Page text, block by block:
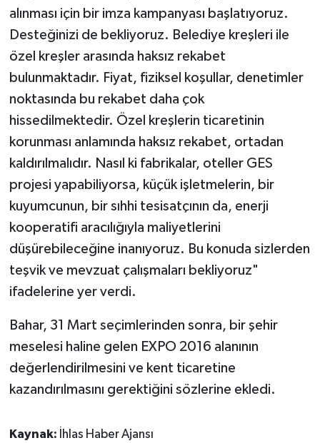
alınması için bir imza kampanyası başlatıyoruz.
Desteğinizi de bekliyoruz. Belediye kreşleri ile
özel kreşler arasında haksız rekabet
bulunmaktadır. Fiyat, fiziksel koşullar, denetimler
noktasında bu rekabet daha çok
hissedilmektedir. Özel kreşlerin ticaretinin
korunması anlamında haksız rekabet, ortadan
kaldırılmalıdır. Nasıl ki fabrikalar, oteller GES
projesi yapabiliyorsa, küçük işletmelerin, bir
kuyumcunun, bir sıhhi tesisatçının da, enerji
kooperatifi aracılığıyla maliyetlerini
düşürebileceğine inanıyoruz. Bu konuda sizlerden
teşvik ve mevzuat çalışmaları bekliyoruz"
ifadelerine yer verdi.
Bahar, 31 Mart seçimlerinden sonra, bir şehir
meselesi haline gelen EXPO 2016 alanının
değerlendirilmesini ve kent ticaretine
kazandırılmasını gerektiğini sözlerine ekledi.
Kaynak: İhlas Haber Ajansı